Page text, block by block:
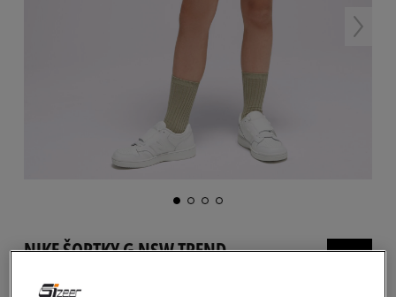
NIKE ŠORTKY G NSW TREND